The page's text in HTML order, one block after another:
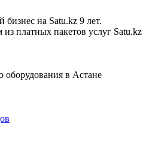
на Satu.kz 9 лет.
из платных пакетов услуг
в Астане